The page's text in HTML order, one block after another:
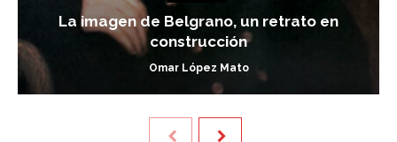
La imagen de Belgrano, un retrato en
construcción
Omar López Mato